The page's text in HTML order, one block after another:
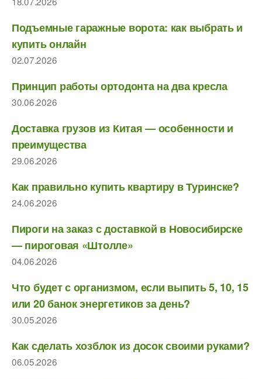
Подъемные гаражные ворота: как выбрать и
купить онлайн
02.07.2026
Принцип работы ортодонта на два кресла
30.06.2026
Доставка грузов из Китая — особенности и
преимущества
29.06.2026
Как правильно купить квартиру в Туринске?
24.06.2026
Пироги на заказ с доставкой в Новосибирске
— пироговая «Штолле»
04.06.2026
Что будет с организмом, если выпить 5, 10, 15
или 20 банок энергетиков за день?
30.05.2026
Как сделать хозблок из досок своими руками?
06.05.2026